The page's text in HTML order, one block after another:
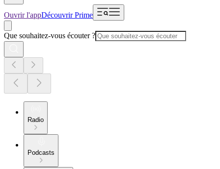
Ouvrir l'appDécouvrir Prime
Que souhaitez-vous écouter ?
Radio
Podcasts